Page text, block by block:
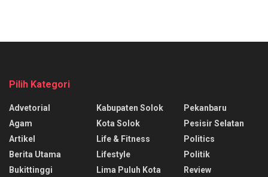
Pilih Kategori
Advetorial
Agam
Artikel
Berita Utama
Bukittinggi
Kabupaten Solok
Kota Solok
Life & Fitness
Lifestyle
Lima Puluh Kota
Pekanbaru
Pesisir Selatan
Politics
Politik
Review